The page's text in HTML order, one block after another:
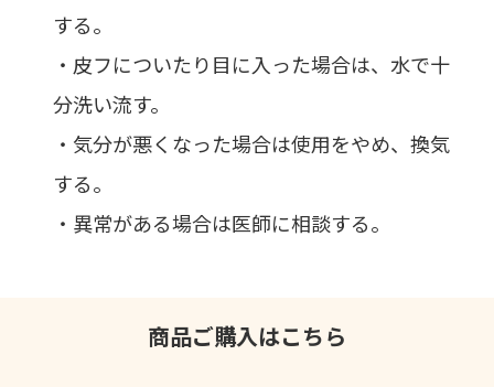
する。
・皮フについたり目に入った場合は、水で十
分洗い流す。
・気分が悪くなった場合は使用をやめ、換気
する。
・異常がある場合は医師に相談する。
商品ご購入はこちら